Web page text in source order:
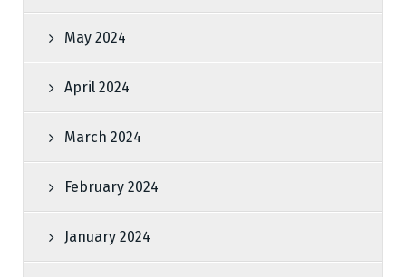
May 2024
April 2024
March 2024
February 2024
January 2024